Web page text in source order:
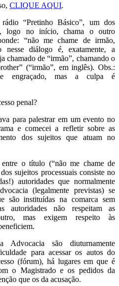
CLIQUE AQUI.
“Pretinho Básico”, um dos
logo no início, chama o outro
“não me chame de irmão,
diálogo é, exatamente, a
chamado de “irmão”, chamando o
(“irmão”, em inglês). Obs.:
engraçado, mas a culpa é
penal?
para palestrar em um evento no
e comecei a refletir sobre as
dos sujeitos que atuam no
o título (“não me chame de
sujeitos processuais consiste no
autoridades que normalmente
(legalmente previstas) se
são instituídas na comarca sem
autoridades não respeitam as
mas exigem respeito às
Advocacia são diuturnamente
para acessar os autos do
(fórum), há lugares em que é
o Magistrado e os pedidos da
que os da acusação.